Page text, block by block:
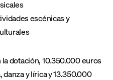
escénicas y
dotación, 10.350.000 euros
y lírica y 13.350.000